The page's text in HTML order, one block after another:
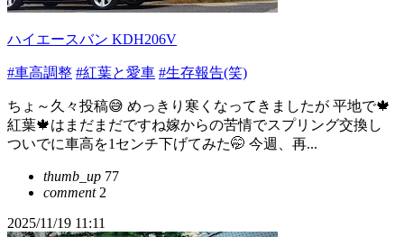
ハイエースバン KDH206V
#車高調整 #紅葉と愛車 #生存報告(笑)
ちょ～久々投稿😅 めっきり寒くなってきましたが 平地で🍁
紅葉🍁はまだまだですね嫁からの苦情でスプリング交換し
ついでに車高を1センチ下げてみた🤭 今週、再...
thumb_up 77
comment2
2025/11/19 11:11